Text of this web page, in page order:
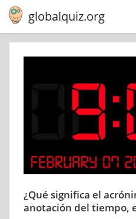
globalquiz.org
¿Qué significa el
anotación del tiempo,